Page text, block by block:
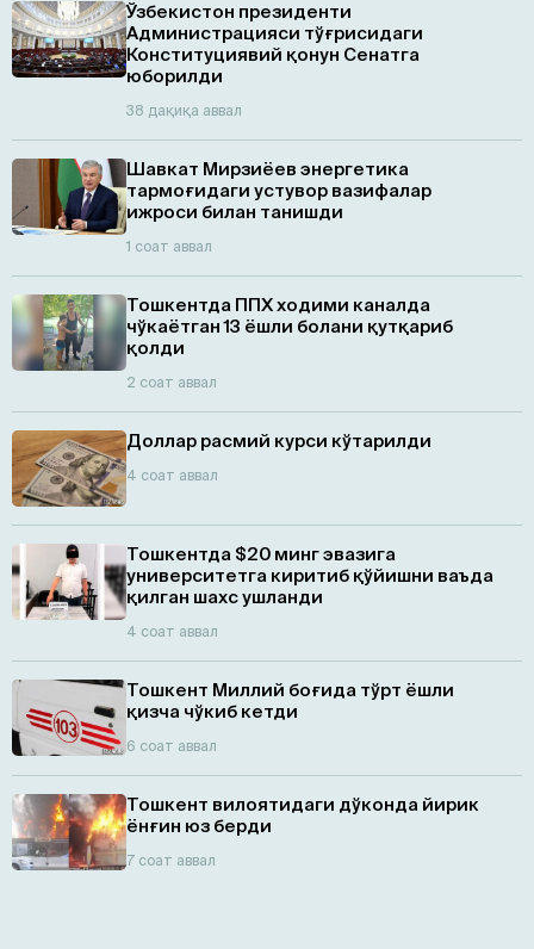
Ўзбекистон президенти
Администрацияси тўғрисидаги
Конституциявий қонун Сенатга
юборилди
38 дақиқа аввал
Шавкат Мирзиёев энергетика
тармоғидаги устувор вазифалар
ижроси билан танишди
1 соат аввал
Тошкентда ППХ ходими каналда
чўкаётган 13 ёшли болани қутқариб
қолди
2 соат аввал
Доллар расмий курси кўтарилди
4 соат аввал
Тошкентда $20 минг эвазига
университетга киритиб қўйишни ваъда
қилган шахс ушланди
4 соат аввал
Тошкент Миллий боғида тўрт ёшли
қизча чўкиб кетди
6 соат аввал
Тошкент вилоятидаги дўконда йирик
ёнғин юз берди
7 соат аввал